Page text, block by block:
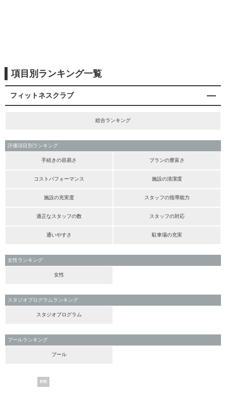
項目別ランキング一覧
フィットネスクラブ
総合ランキング
評価項目別ランキング
手続きの容易さ プランの豊富さ
コストパフォーマンス 施設の清潔度
施設の充実度 スタッフの指導能力
適正なスタッフの数 スタッフの対応
通いやすさ 駐車場の充実
女性ランキング
女性
スタジオプログラムランキング
スタジオプログラム
プールランキング
プール
PR